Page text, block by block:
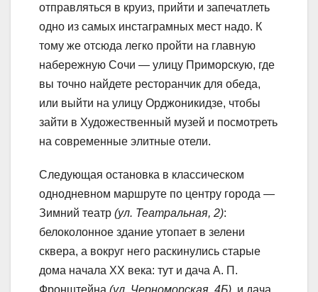
отправляться в круиз, прийти и запечатлеть
одно из самых инстаграмных мест надо. К
тому же отсюда легко пройти на главную
набережную Сочи — улицу Приморскую, где
вы точно найдете ресторанчик для обеда,
или выйти на улицу Орджоникидзе, чтобы
зайти в Художественный музей и посмотреть
на современные элитные отели.
Следующая остановка в классическом
однодневном маршруте по центру города —
Зимний театр (ул. Театральная, 2):
белоколонное здание утопает в зелени
сквера, а вокруг него раскинулись старые
дома начала XX века: тут и дача А. П.
Фронштейна (ул. Черноморская, 4Б) , и дача